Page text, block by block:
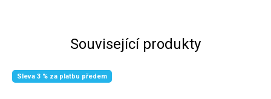
Související produkty
Sleva 3 % za platbu předem